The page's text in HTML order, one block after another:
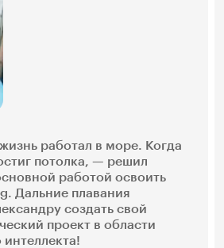
работал в море. Когда
потолка, — решил
работой освоить
Дальние плавания
создать свой
проект в области
интеллекта!